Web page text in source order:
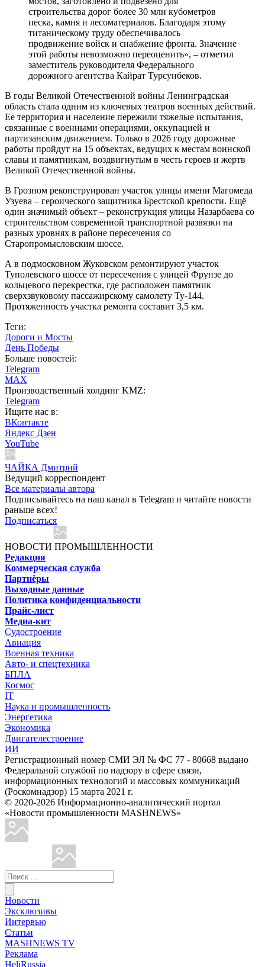
строительства дорог более 30 млн кубометров
песка, камня и лесоматериалов. Благодаря этому
титаническому труду обеспечивалось
продвижение войск и снабжение фронта. Значение
этой работы невозможно переоценить», – отметил
заместитель руководителя Федерального
дорожного агентства Кайрат Турсунбеков.
В годы Великой Отечественной войны Ленинградская
область стала одним из ключевых театров военных действий.
Ее территория и население пережили тяжелые испытания,
связанные с военными операциями, оккупацией и
партизанским движением. Только в 2026 году дорожные
работы пройдут на 15 объектах, ведущих к местам воинской
славы и памятникам, воздвигнутым в честь героев и жертв
Великой Отечественной войны.
В Грозном реконструирован участок улицы имени Магомеда
Узуева – героического защитника Брестской крепости. Ещё
один значимый объект – реконструкция улицы Назарбаева со
строительством современной транспортной развязки на
разных уровнях в районе пересечения со
Старопромысловским шоссе.
А в подмосковном Жуковском ремонтируют участок
Туполевского шоссе от пересечения с улицей Фрунзе до
кольцевого перекрестка, где расположен памятник
сверхзвуковому пассажирскому самолету Ту-144.
Протяженность участка ремонта составит 3,5 км.
Теги:
Дороги и Мосты
День Победы
Больше новостей:
Telegram
MAX
Производственный холдинг KMZ:
Telegram
Ищите нас в:
ВКонтакте
Яндекс Дзен
YouTube
ЧАЙКА Дмитрий
Ведущий корреспондент
Все материалы автора
Подписывайтесь на наш канал в Telegram и читайте новости
раньше всех!
Подписаться
НОВОСТИ ПРОМЫШЛЕННОСТИ
Редакция
Коммерческая служба
Партнёры
Выходные данные
Политика конфиденциальности
Прайс-лист
Медиа-кит
Судостроение
Авиация
Военная техника
Авто- и спецтехника
БПЛА
Космос
IT
Наука и промышленность
Энергетика
Экономика
Двигателестроение
ИИ
Регистрационный номер СМИ ЭЛ № ФС 77 - 80668 выдано
Федеральной службой по надзору в сфере связи,
информационных технологий и массовых коммуникаций
(Роскомнадзор) 15 марта 2021 г.
© 2020-2026 Информационно-аналитический портал
«Новости промышленности MASHNEWS»
Новости
Эксклюзивы
Интервью
Статьи
MASHNEWS TV
Реклама
HeliRussia